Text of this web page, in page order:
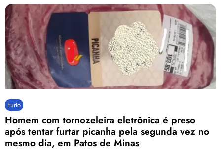
Furto
Homem com tornozeleira eletrônica é preso
após tentar furtar picanha pela segunda vez no
mesmo dia, em Patos de Minas